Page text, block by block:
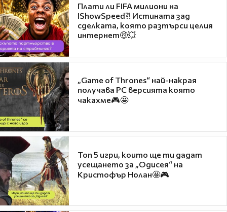
Плати ли FIFA милиони на
IShowSpeed?! Истината зад
сделката, която разтърси целия
интернет🤑💥
„Game of Thrones“ най-накрая
получава PC версията която
чакахме🎮🤩
Топ 5 игри, които ще ти дадат
усещането за „Одисея“ на
Кристофър Нолан🤩🎮